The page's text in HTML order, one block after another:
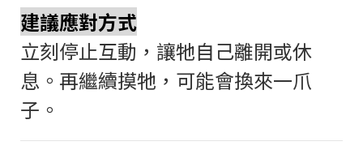
建議應對方式
立刻停止互動，讓牠自己離開或休
息。再繼續摸牠，可能會換來一爪
子。